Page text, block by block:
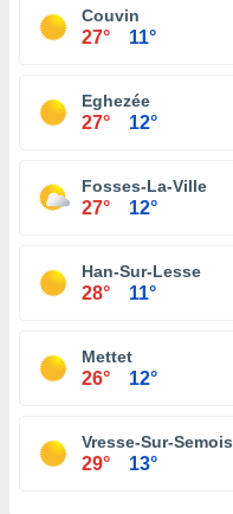
Couvin
27° 11°
Eghezée
27° 12°
Fosses-La-Ville
27° 12°
Han-Sur-Lesse
28° 11°
Mettet
26° 12°
Vresse-Sur-Semois
29° 13°